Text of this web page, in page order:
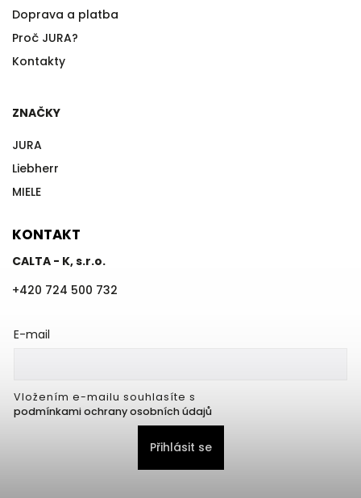
Doprava a platba
Proč JURA?
Kontakty
ZNAČKY
JURA
Liebherr
MIELE
KONTAKT
CALTA - K, s.r.o.
+420 724 500 732
E-mail
Vložením e-mailu souhlasíte s
podmínkami ochrany osobních údajů
Přihlásit se